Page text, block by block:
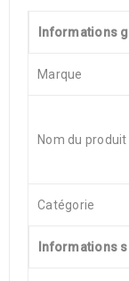
Informations
Marque
Nom du produit
Catégorie
Informations